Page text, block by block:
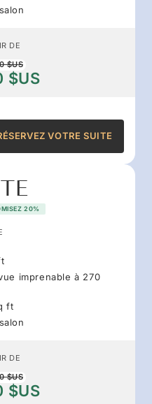
DE
$US
$US
VOTRE SUITE
20%
imprenable à 270
ft
DE
$US
$US